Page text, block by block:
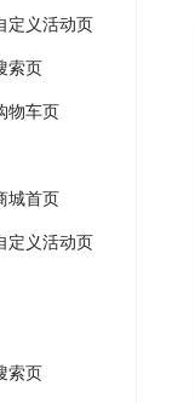
定义活动页
索页
物车页
城首页
定义活动页
索页